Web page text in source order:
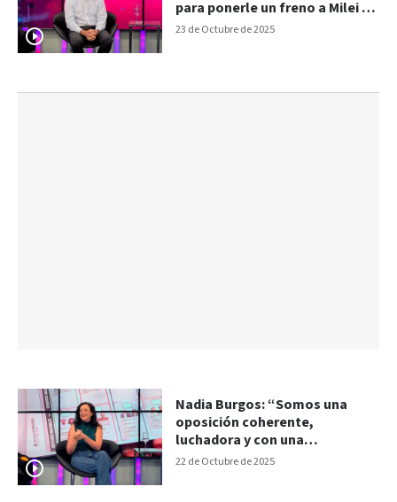
23 de Octubre de 2025
para ponerle un freno a Milei y
al gobierno provincial”
22 de Octubre de 2025
Nadia Burgos: “Somos una
oposición coherente,
luchadora y con una
perspectiva amplia para